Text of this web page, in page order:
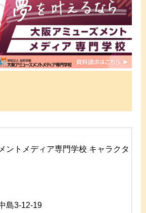
ントメディア専門学校 キャラクタ
島3-12-19